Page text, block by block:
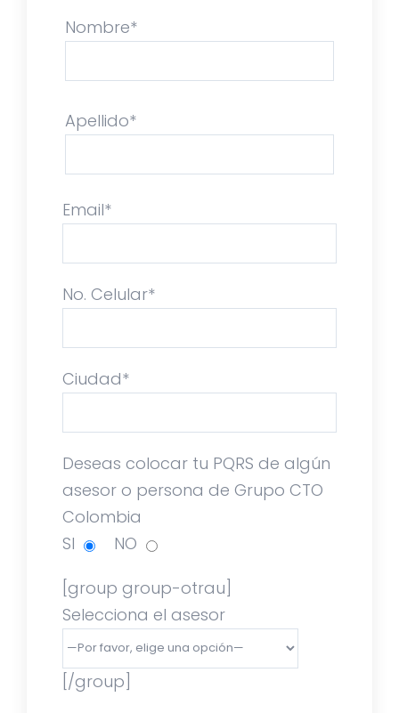
Nombre*
Apellido*
Email*
No. Celular*
Ciudad*
Deseas colocar tu PQRS de algún
asesor o persona de Grupo CTO
Colombia
SI
NO
[group group-otrau]
Selecciona el asesor
[/group]